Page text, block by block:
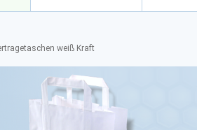
weiß Kraft